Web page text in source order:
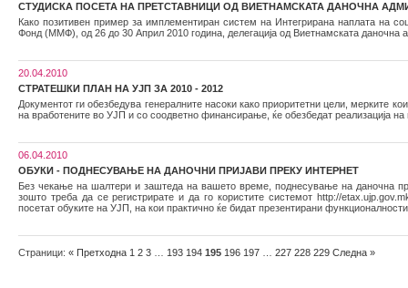
СТУДИСКА ПОСЕТА НА ПРЕТСТАВНИЦИ ОД ВИЕТНАМСКАТА ДАНОЧНА
Како позитивен пример за имплементиран систем на Интегрирана наплата на
Фонд (ММФ), од 26 до 30 Април 2010 година, делегација од Виетнамската даночна
20.04.2010
СТРАТЕШКИ ПЛАН НА УЈП ЗА 2010 - 2012
Документот ги обезбедува генералните насоки како приоритетни цели, мерките
на вработените во УЈП и со соодветно финансирање, ќе обезбедат реализација на
06.04.2010
ОБУКИ - ПОДНЕСУВАЊЕ НА ДАНОЧНИ ПРИЈАВИ ПРЕКУ ИНТЕРНЕТ
Без чекање на шалтери и заштеда на вашето време, поднесување на даночна
зошто треба да се регистрирате и да го користите системот http://
посетат обуките на УЈП, на кои практично ќе бидат презентирани
Страници: « Претходна 1 2 3 193 194 195 196 197 227 228 229 Следна »